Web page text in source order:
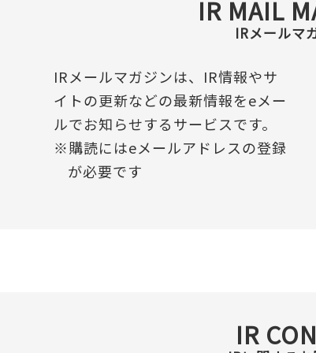
IR MAIL
IRメールマ
IRメールマガジンは、IR情報やサ
イトの更新などの最新情報をeメー
ルでお知らせするサービスです。
※購読にはeメールアドレスの登録
が必要です
IR